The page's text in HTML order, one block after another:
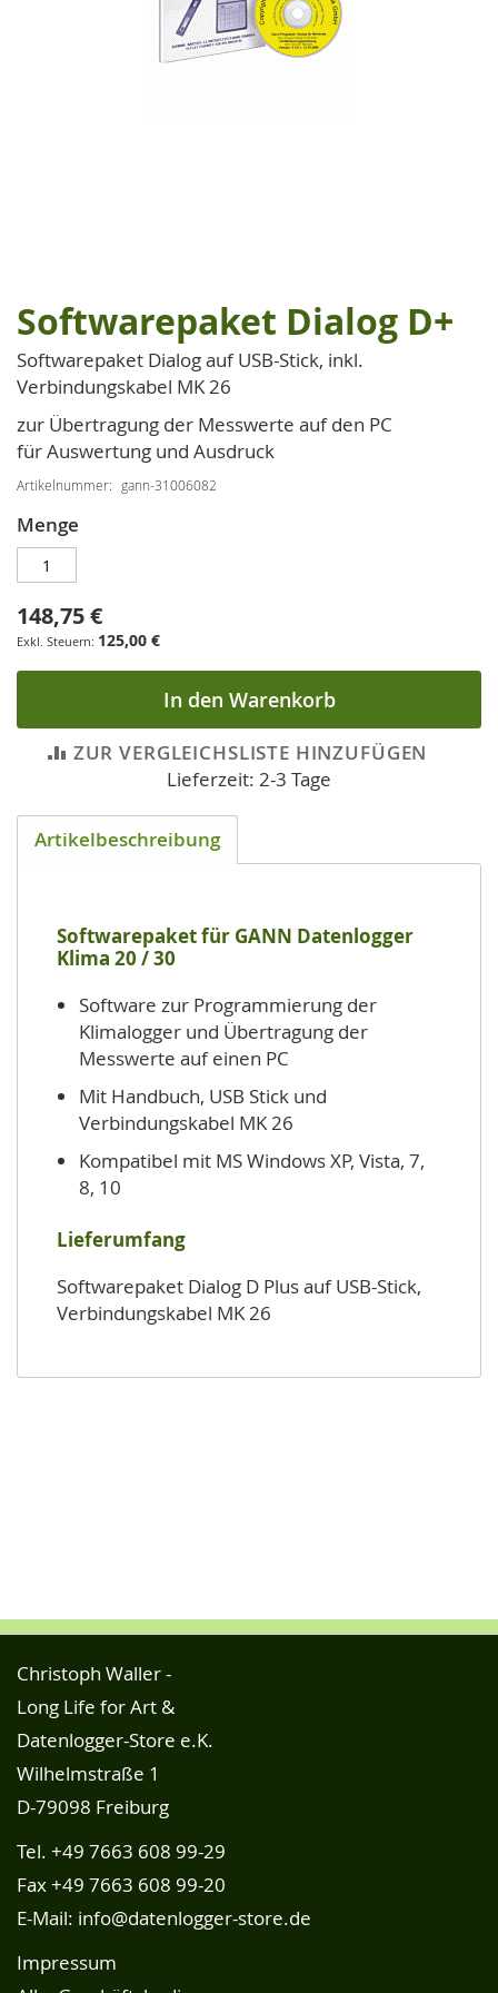
Zum
Anfang
der
Bildgalerie
springen
Softwarepaket Dialog D+
Softwarepaket Dialog auf USB-Stick, inkl.
Verbindungskabel MK 26
zur Übertragung der Messwerte auf den PC
für Auswertung und Ausdruck
Artikelnummer gann-31006082
Menge
148,75 €
125,00 €
In den Warenkorb
ZUR VERGLEICHSLISTE HINZUFÜGEN
Lieferzeit: 2-3 Tage
Artikelbeschreibung
Softwarepaket für GANN Datenlogger
Klima 20 / 30
Software zur Programmierung der
Klimalogger und Übertragung der
Messwerte auf einen PC
Mit Handbuch, USB Stick und
Verbindungskabel MK 26
Kompatibel mit MS Windows XP, Vista, 7,
8, 10
Lieferumfang
Softwarepaket Dialog D Plus auf USB-Stick,
Verbindungskabel MK 26
Christoph Waller -
Long Life for Art &
Datenlogger-Store e.K.
Wilhelmstraße 1
D-79098 Freiburg
Tel. +49 7663 608 99-29
Fax +49 7663 608 99-20
E-Mail: info@datenlogger-store.de
Impressum